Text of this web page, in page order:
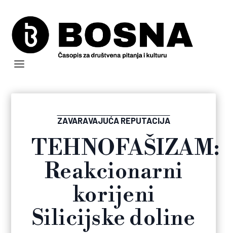
ZAVARAVAJUĆA REPUTACIJA
TEHNOFAŠIZAM:
Reakcionarni
korijeni
Silicijske doline